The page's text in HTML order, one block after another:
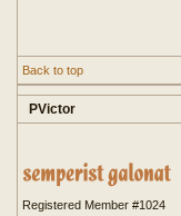
Back to top
PVictor
Registered Member #1024